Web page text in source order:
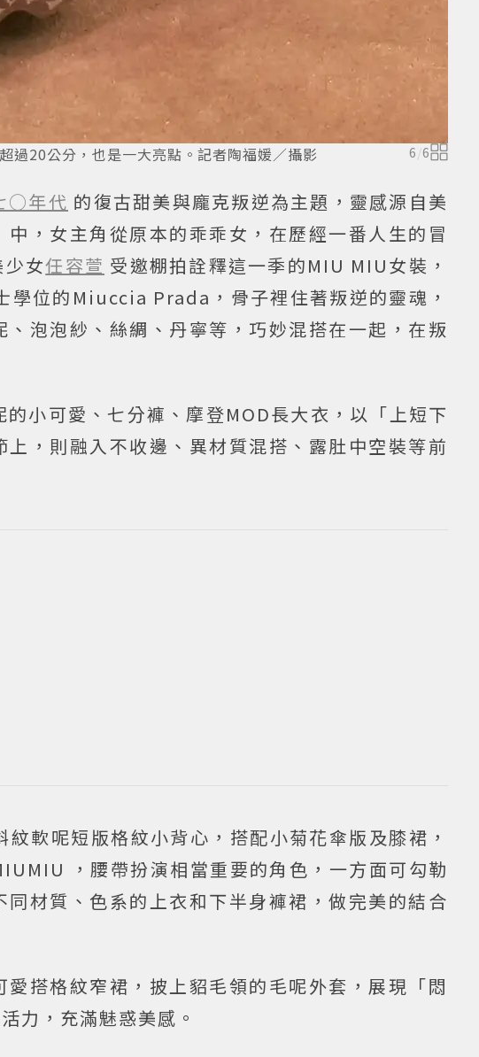
過20公分，也是一大亮點。記者陶福媛／攝影 6/6
○年代 的復古甜美與龐克叛逆為主題，靈感源自美
，女主角從原本的乖乖女，在歷經一番人生的冒
少女任容萱 受邀棚拍詮釋這一季的MIU MIU女裝，
學位的Miuccia Prada，骨子裡住著叛逆的靈魂，
泡泡紗、絲綢、丹寧等，巧妙混搭在一起，在叛
小可愛、七分褲、摩登MOD長大衣，以「上短下
，則融入不收邊、異材質混搭、露肚中空裝等前
軟呢短版格紋小背心，搭配小菊花傘版及膝裙，
，腰帶扮演相當重要的角色，一方面可勾勒
材質、色系的上衣和下半身褲裙，做完美的結合
搭格紋窄裙，披上貂毛領的毛呢外套，展現「悶
力，充滿魅惑美感。